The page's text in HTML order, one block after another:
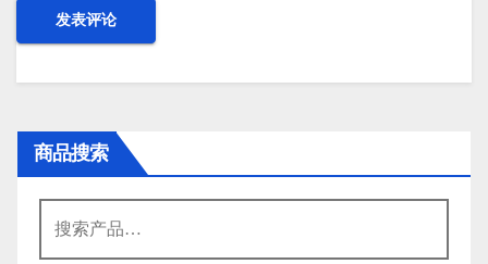
商品搜索